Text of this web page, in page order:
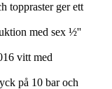
toppraster ger ett
med sex ½''
vitt med
på 10 bar och